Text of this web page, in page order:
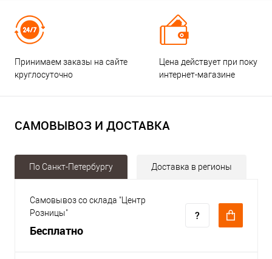
Принимаем заказы на сайте
круглосуточно
Цена действует при
интернет-магазине
САМОВЫВОЗ И ДОСТАВКА
По Санкт-Петербургу Доставка в регионы
Самовывоз со склада "Центр
Розницы"
Бесплатно